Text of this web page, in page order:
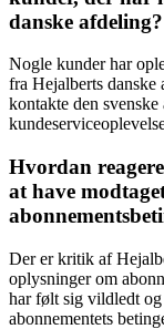
danske afdeling?
Nogle kunder har
fra Hejalberts danske
kontakte den
Hvordan
at have
Der er kritik af
oplysninger om
har følt sig vildledt
abonnementets